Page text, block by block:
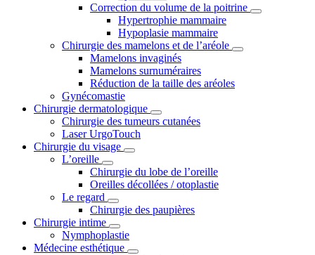
Correction du volume de la poitrine
Hypertrophie mammaire
Hypoplasie mammaire
Chirurgie des mamelons et de l’aréole
Mamelons invaginés
Mamelons surnuméraires
Réduction de la taille des aréoles
Gynécomastie
Chirurgie dermatologique
Chirurgie des tumeurs cutanées
Laser UrgoTouch
Chirurgie du visage
L’oreille
Chirurgie du lobe de l’oreille
Oreilles décollées / otoplastie
Le regard
Chirurgie des paupières
Chirurgie intime
Nymphoplastie
Médecine esthétique